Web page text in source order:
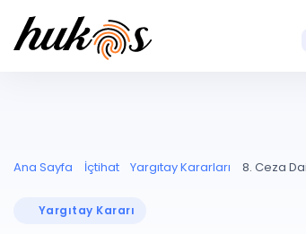
Ana Sayfa İçtihat Yargıtay Kararları 8. Ceza
Yargıtay Kararı